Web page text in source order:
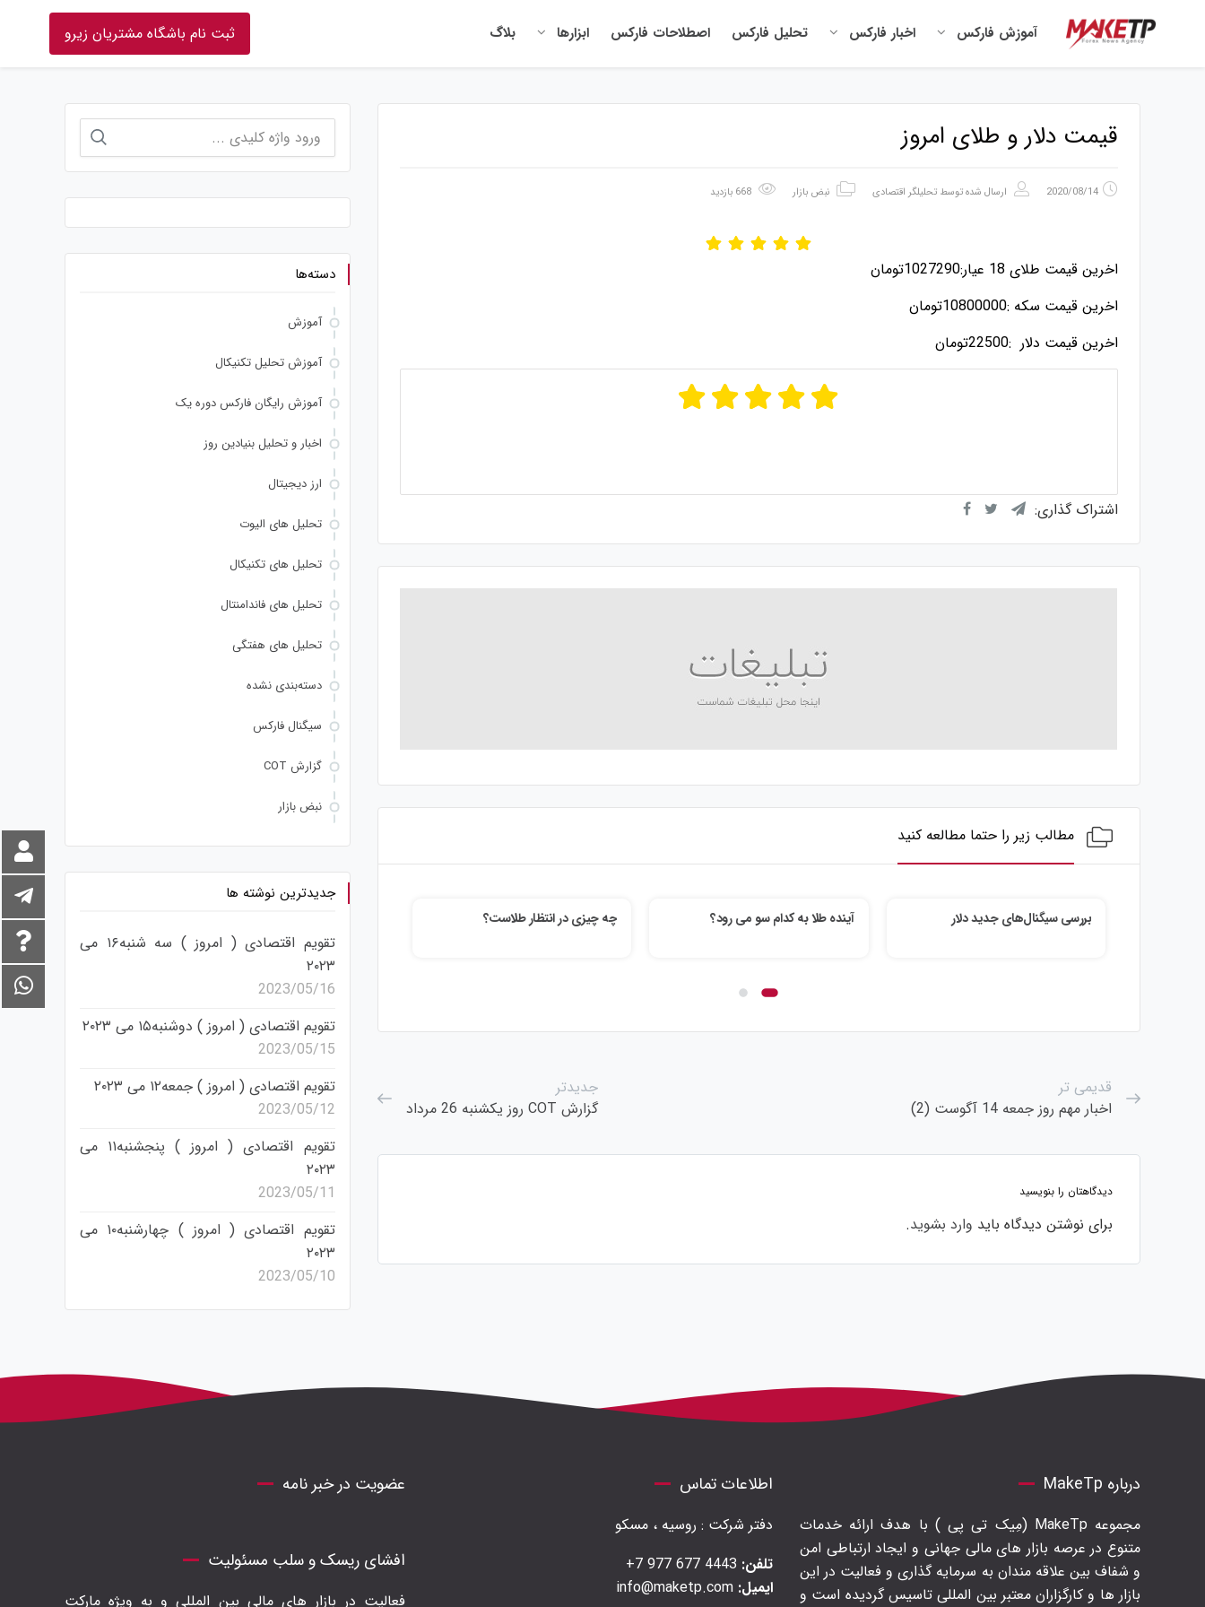
آموزش فارکس اخبار فارکس تحلیل فارکس اصطلاحات فارکس ابزارها بلاگ ثبت نام باشگاه مشتریان زیرو
قیمت دلار و طلای امروز
2020/08/14 ارسال شده توسط تحلیلگر اقتصادی نبض بازار
اخرین قیمت طلای 18 عیار:1027290تومان
اخرین قیمت سکه :10800000تومان
اخرین قیمت دلار :22500تومان
اشتراک گذاری:
مطالب زیر را حتما مطالعه کنید
بررسی سیگنال‌های جدید دلار آینده طلا به کدام سو می رود؟ چه چیزی در انتظار طلاست؟
قدیمی تر
اخبار مهم روز جمعه 14 آگوست (2)
جدیدتر
گزارش COT روز یکشنبه 26 مرداد
دیدگاهتان را بنویسید
برای نوشتن دیدگاه باید وارد بشوید.
برای:
دسته‌ها
آموزش
آموزش تحلیل تکنیکال
آموزش رایگان فارکس دوره یک
اخبار و تحلیل بنیادین روز
ارز دیجیتال
تحلیل های الیوت
تحلیل های تکنیکال
تحلیل های فاندامنتال
تحلیل های هفتگی
دسته‌بندی نشده
سیگنال فارکس
گزارش COT
نبض بازار
جدیدترین نوشته ها
تقویم اقتصادی ( امروز ) سه شنبه۱۶ می
۲۰۲۳
2023/05/16
تقویم اقتصادی ( امروز ) دوشنبه۱۵ می ۲۰۲۳
2023/05/15
تقویم اقتصادی ( امروز ) جمعه۱۲ می ۲۰۲۳
2023/05/12
تقویم اقتصادی ( امروز ) پنجشنبه۱۱ می
۲۰۲۳
2023/05/11
تقویم اقتصادی ( امروز ) چهارشنبه۱۰ می
۲۰۲۳
2023/05/10
درباره MakeTp
مجموعه MakeTp (مِیک تی پی ) با هدف ارائه خدمات
متنوع در عرصه بازار های مالی جهانی و ایجاد ارتباطی امن
و شفاف بین علاقه مندان به سرمایه گذاری و فعالیت در این
بازار ها و کارگزاران معتبر بین المللی تاسیس گردیده است و
اطلاعات تماس
دفتر شرکت : روسیه ، مسکو
تلفن:
ایمیل:
عضویت در خبر نامه
افشای ریسک و سلب مسئولیت
فعالیت در بازار های مالی بین المللی و به ویژه مارکت